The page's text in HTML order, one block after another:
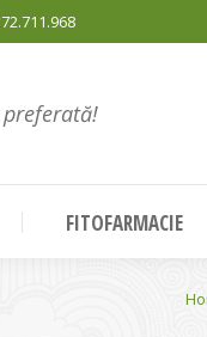
FITOFARMACIE